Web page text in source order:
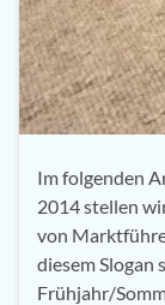
Im folgenden
2014 stellen
von
diesem Slogan
Frühjahr/